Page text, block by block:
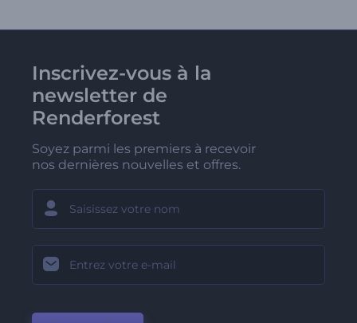
Inscrivez-vous à la
newsletter de
Renderforest
Soyez parmi les premiers à recevoir
nos dernières nouvelles et offres.